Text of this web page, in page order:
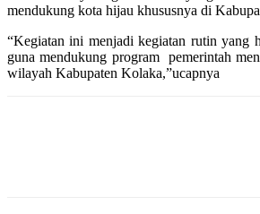
mendukung kota hijau khususnya di
“Kegiatan ini menjadi kegiatan rutin yang
guna mendukung program pemerintah
wilayah Kabupaten Kolaka,”ucapnya